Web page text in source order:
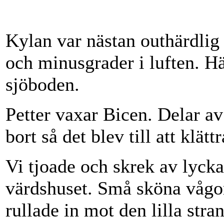
Kylan var nästan
och minusgrader i luften.
sjöboden.
Petter vaxar Bicen. Delar
bort så det blev till att
Vi tjoade och skrek av
värdshuset. Små sköna
rullade in mot den lilla